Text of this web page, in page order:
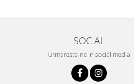
SOCIAL
Urmareste-ne in social media